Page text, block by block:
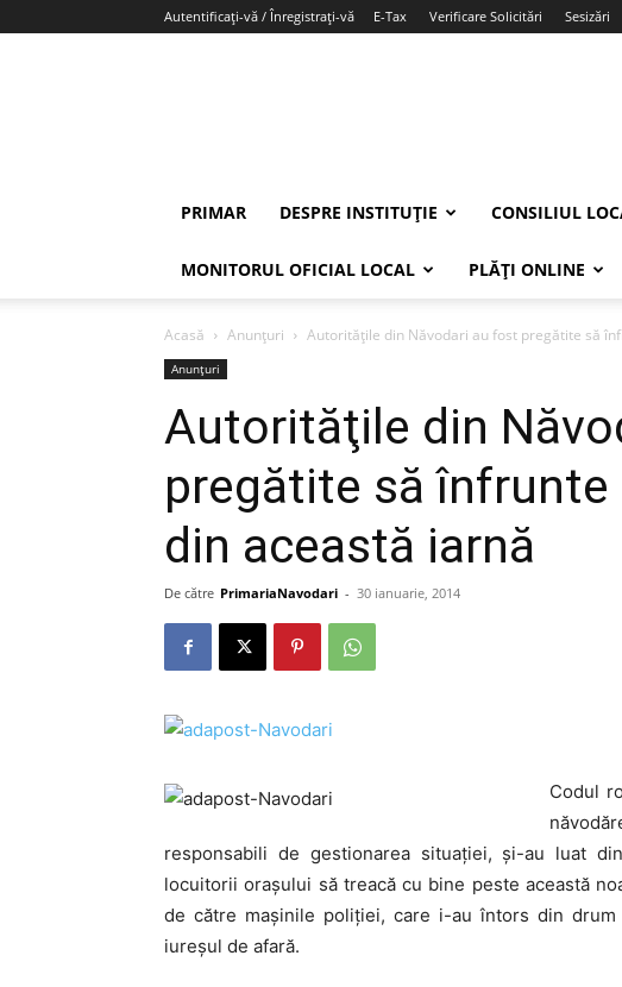
Autentificați-vă / Înregistrați-vă E-Tax Verificare Solicitări Sesizări
PRIMAR DESPRE INSTITUȚIE CONSILIUL
MONITORUL OFICIAL LOCAL PLĂȚI ONLINE
Acasă Anunțuri Autorităţile din Năvodari au fost pregătite să
Anunțuri
Autorităţile din
pregătite să
din această iarnă
De către PrimariaNavodari - 30 ianuarie, 2014
Codul
responsabili de gestionarea situaţiei, şi-au luat
locuitorii oraşului să treacă cu bine peste această
de către maşinile poliţiei, care i-au întors din
iureşul de afară.